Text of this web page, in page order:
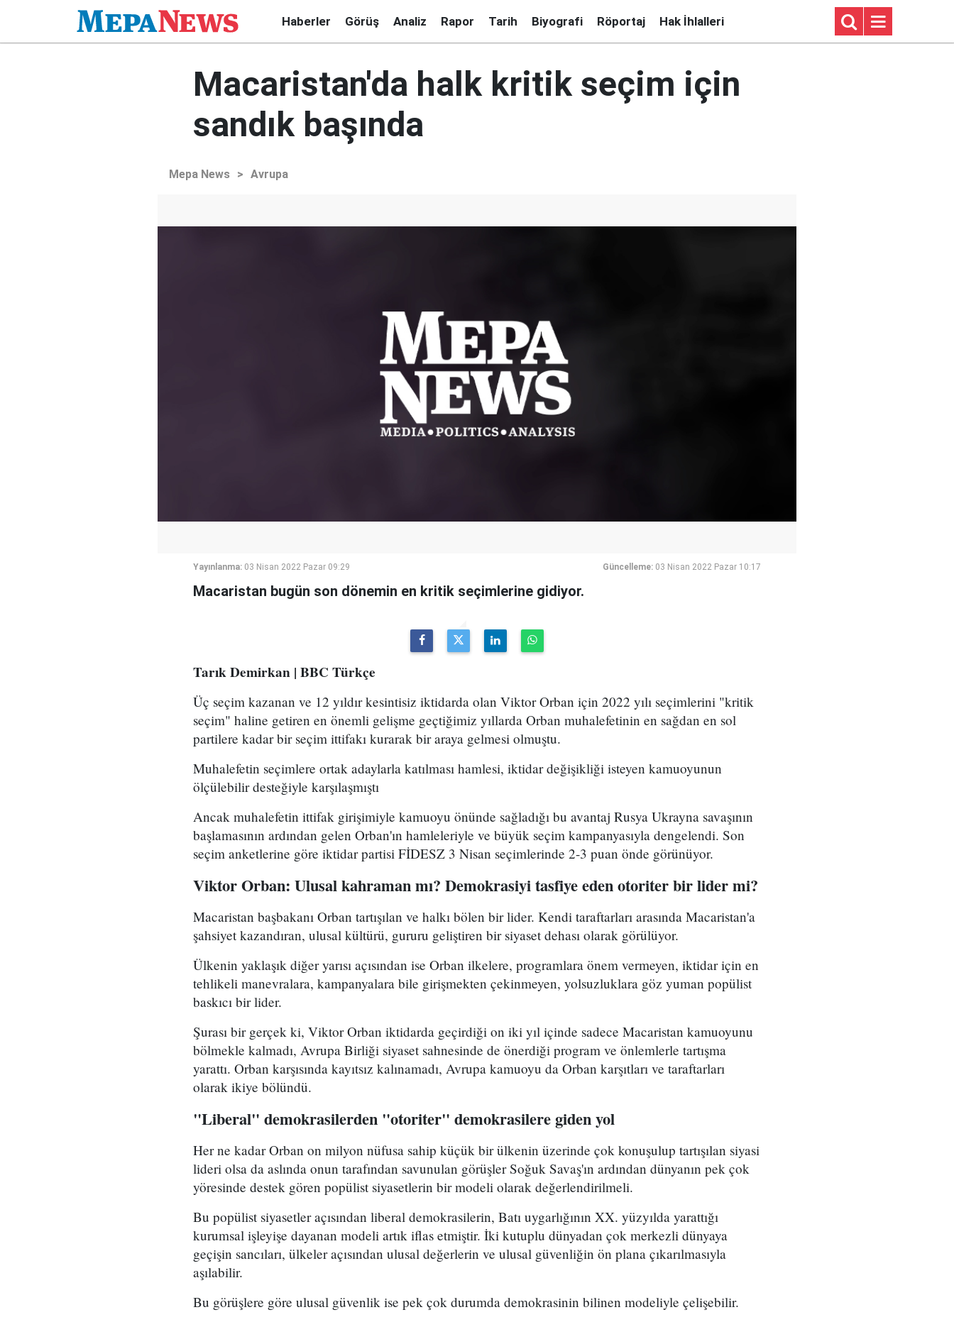
Haberler Görüş Analiz Rapor Tarih Biyografi Röportaj Hak İhlalleri
Macaristan'da halk kritik seçim için
sandık başında
Mepa News > Avrupa
Yayınlanma: 03 Nisan 2022 Pazar 09:29 Güncelleme: 03 Nisan 2022 Pazar 10:17
Macaristan bugün son dönemin en kritik seçimlerine gidiyor.
Tarık Demirkan | BBC Türkçe
Üç seçim kazanan ve 12 yıldır kesintisiz iktidarda olan Viktor Orban için 2022 yılı seçimlerini "kritik
seçim" haline getiren en önemli gelişme geçtiğimiz yıllarda Orban muhalefetinin en sağdan en sol
partilere kadar bir seçim ittifakı kurarak bir araya gelmesi olmuştu.
Muhalefetin seçimlere ortak adaylarla katılması hamlesi, iktidar değişikliği isteyen kamuoyunun
ölçülebilir desteğiyle karşılaşmıştı
Ancak muhalefetin ittifak girişimiyle kamuoyu önünde sağladığı bu avantaj Rusya Ukrayna savaşının
başlamasının ardından gelen Orban'ın hamleleriyle ve büyük seçim kampanyasıyla dengelendi. Son
seçim anketlerine göre iktidar partisi FİDESZ 3 Nisan seçimlerinde 2-3 puan önde görünüyor.
Viktor Orban: Ulusal kahraman mı? Demokrasiyi tasfiye eden otoriter bir lider mi?
Macaristan başbakanı Orban tartışılan ve halkı bölen bir lider. Kendi taraftarları arasında Macaristan'a
şahsiyet kazandıran, ulusal kültürü, gururu geliştiren bir siyaset dehası olarak görülüyor.
Ülkenin yaklaşık diğer yarısı açısından ise Orban ilkelere, programlara önem vermeyen, iktidar için en
tehlikeli manevralara, kampanyalara bile girişmekten çekinmeyen, yolsuzluklara göz yuman popülist
baskıcı bir lider.
Şurası bir gerçek ki, Viktor Orban iktidarda geçirdiği on iki yıl içinde sadece Macaristan kamuoyunu
bölmekle kalmadı, Avrupa Birliği siyaset sahnesinde de önerdiği program ve önlemlerle tartışma
yarattı. Orban karşısında kayıtsız kalınamadı, Avrupa kamuoyu da Orban karşıtları ve taraftarları
olarak ikiye bölündü.
"Liberal" demokrasilerden "otoriter" demokrasilere giden yol
Her ne kadar Orban on milyon nüfusa sahip küçük bir ülkenin üzerinde çok konuşulup tartışılan siyasi
lideri olsa da aslında onun tarafından savunulan görüşler Soğuk Savaş'ın ardından dünyanın pek çok
yöresinde destek gören popülist siyasetlerin bir modeli olarak değerlendirilmeli.
Bu popülist siyasetler açısından liberal demokrasilerin, Batı uygarlığının XX. yüzyılda yarattığı
kurumsal işleyişe dayanan modeli artık iflas etmiştir. İki kutuplu dünyadan çok merkezli dünyaya
geçişin sancıları, ülkeler açısından ulusal değerlerin ve ulusal güvenliğin ön plana çıkarılmasıyla
aşılabilir.
Bu görüşlere göre ulusal güvenlik ise pek çok durumda demokrasinin bilinen modeliyle çelişebilir.